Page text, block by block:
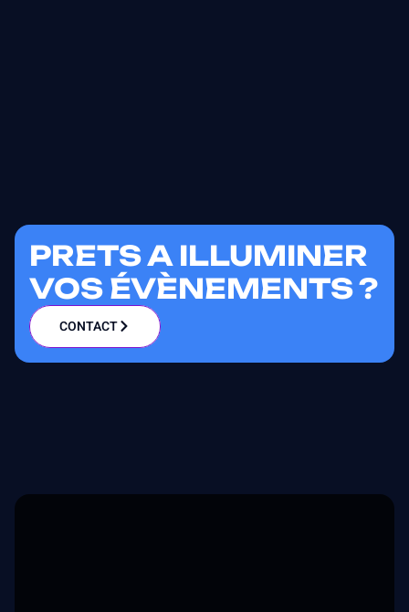
PRETS A ILLUMINER
VOS ÉVÈNEMENTS ?
CONTACT